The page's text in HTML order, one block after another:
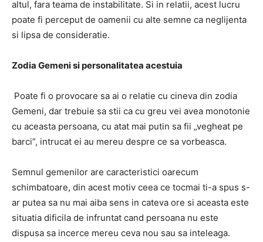
altul, fara teama de instabilitate. Si in relatii, acest lucru
poate fi perceput de oamenii cu alte semne ca neglijenta
si lipsa de consideratie.
Zodia Gemeni si personalitatea acestuia
Poate fi o provocare sa ai o relatie cu cineva din zodia
Gemeni, dar trebuie sa stii ca cu greu vei avea monotonie
cu aceasta persoana, cu atat mai putin sa fii „vegheat pe
barci”, intrucat ei au mereu despre ce sa vorbeasca.
Semnul gemenilor are caracteristici oarecum
schimbatoare, din acest motiv ceea ce tocmai ti-a spus s-
ar putea sa nu mai aiba sens in cateva ore si aceasta este
situatia dificila de infruntat cand persoana nu este
dispusa sa incerce mereu ceva nou sau sa inteleaga.